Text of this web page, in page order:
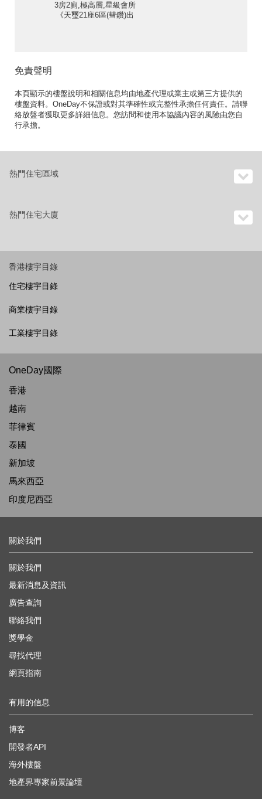
3房2廁,極高層,星級會所
《天璽21座6區(彗鑽)出
免責聲明
本頁顯示的樓盤說明和相關信息均由地產代理或業主或第三方提供的
樓盤資料。OneDay不保證或對其準確性或完整性承擔任何責任。請聯
絡放盤者獲取更多詳細信息。您訪問和使用本協議內容的風險由您自
行承擔。
熱門住宅區域
熱門住宅大廈
香港樓宇目錄
住宅樓宇目錄
商業樓宇目錄
工業樓宇目錄
OneDay國際
香港
越南
菲律賓
泰國
新加坡
馬來西亞
印度尼西亞
關於我們
關於我們
最新消息及資訊
廣告查詢
聯絡我們
獎學金
尋找代理
網頁指南
有用的信息
博客
開發者API
海外樓盤
地產界專家前景論壇